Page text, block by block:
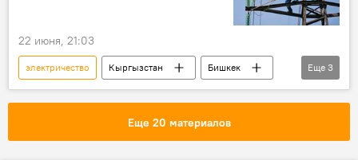
22 июня, 21:03
электричество Кыргызстан
Бишкек
график
отключение
Еще 3
Еще 20 материалов